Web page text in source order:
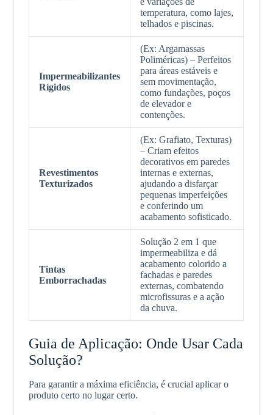
temperatura, como lajes,
telhados e piscinas.
Impermeabilizantes
Rígidos
(Ex: Argamassas
Poliméricas) – Perfeitos
para áreas estáveis e
sem movimentação,
como fundações, poços
de elevador e
contenções.
Revestimentos
Texturizados
(Ex: Grafiato, Texturas)
– Criam efeitos
decorativos em paredes
internas e externas,
ajudando a disfarçar
pequenas imperfeições
e conferindo um
acabamento sofisticado.
Tintas
Emborrachadas
Solução 2 em 1 que
impermeabiliza e dá
acabamento colorido a
fachadas e paredes
externas, combatendo
microfissuras e a ação
da chuva.
Guia de Aplicação: Onde Usar Cada
Solução?
Para garantir a máxima eficiência, é crucial aplicar o
produto certo no lugar certo.